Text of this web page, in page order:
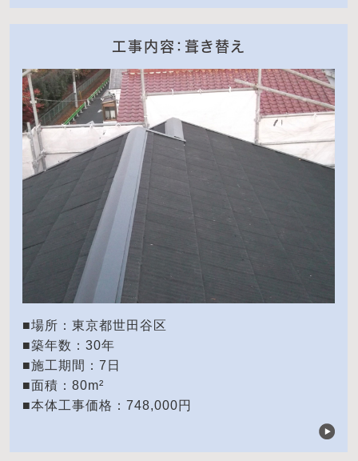
工事内容：葺き替え
■場所：東京都世田谷区
■築年数：30年
■施工期間：7日
■面積：80m²
■本体工事価格：748,000円